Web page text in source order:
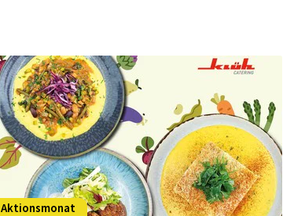
Aktionsmonat